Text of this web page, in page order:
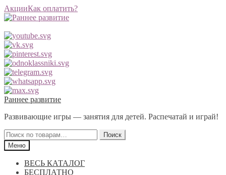
АкцииКак оплатить?
Перейти
навигации
Перейти
содержимому
Раннее развитие
Развивающие игры — занятия для детей. Распечатай и играй!
Искать:
Поиск
Меню
ВЕСЬ КАТАЛОГ
БЕСПЛАТНО